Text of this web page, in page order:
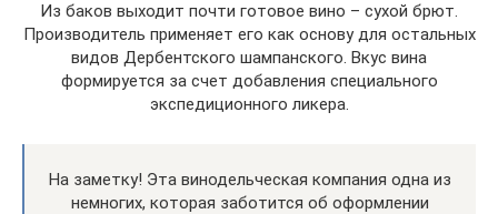
Из баков выходит почти готовое вино – сухой брют.
Производитель применяет его как основу для остальных
видов Дербентского шампанского. Вкус вина
формируется за счет добавления специального
экспедиционного ликера.
На заметку! Эта винодельческая компания одна из
немногих, которая заботится об оформлении